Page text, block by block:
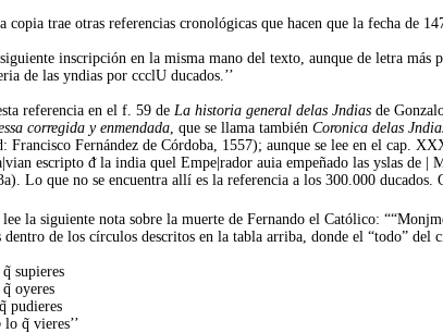
copia trae otras referencias cronológicas que hacen que la fecha de
inscripción en la misma mano del texto, aunque de letra
de las yndias por ccclU ducados.’’
referencia en el f. 59 de La historia general delas Jndias de
corregida y enmendada, que se llama también Coronica delas
Francisco Fernández de Córdoba, 1557); aunque se lee en el cap.
escripto ᵭ la india quel Empe|rador auia empeñado las yslas de
Lo que no se encuentra allí es la referencia a los 300.000
la siguiente nota sobre la muerte de Fernando el Católico:
de los círculos descritos en la tabla arriba, donde el “todo”
supieres
oyeres
pudieres
lo q̃ vieres’’